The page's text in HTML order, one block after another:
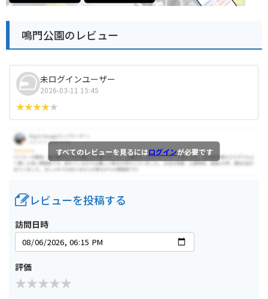
鳴門公園のレビュー
未ログインユーザー
2026-03-11 15:45
すべてのレビューを見るにはログインが必要です
レビューを投稿する
訪問日時
評価